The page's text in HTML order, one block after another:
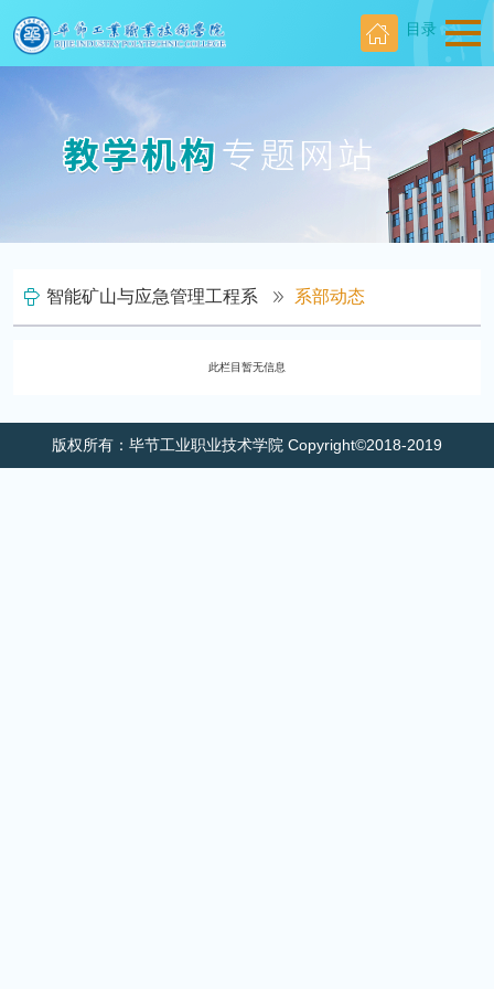
目录
智能矿山与应急管理工程系 系部动态
此栏目暂无信息
版权所有：毕节工业职业技术学院 Copyright©2018-2019